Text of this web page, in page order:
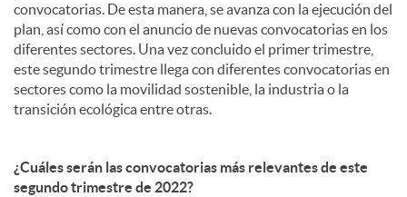
e
s
convocatorias. De esta manera, se avanza con la ejecución del
plan, así como con el anuncio de nuevas convocatorias en los
diferentes sectores. Una vez concluido el primer trimestre,
este segundo trimestre llega con diferentes convocatorias en
sectores como la movilidad sostenible, la industria o la
transición ecológica entre otras.
¿Cuáles serán las convocatorias más relevantes de este
segundo trimestre de 2022?